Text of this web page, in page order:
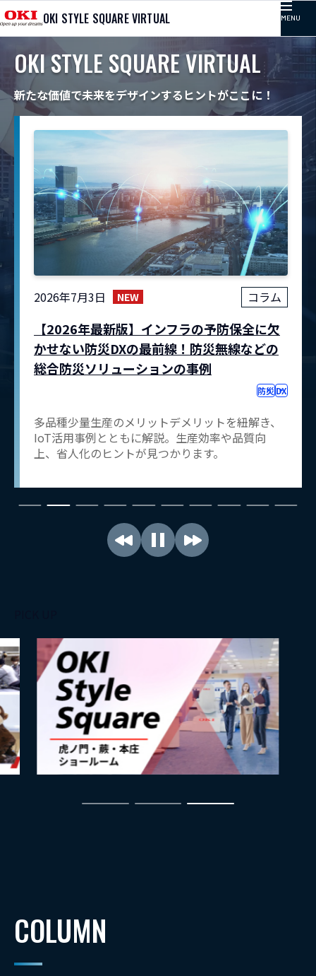
OKI STYLE SQUARE VIRTUAL
TOP
記事カテゴリ
コラム
プレゼンテーション
イベント
取り組み
資料ダウンロード
お問い合わせはこちらから
MENU
OKI STYLE SQUARE VIRTUAL
新たな価値で未来をデザインするヒントがここに！
2026年7月3日 NEW コラム
【2026年最新】多品種少量生産のメリット
とデメリットとは？IoT事例もご紹介！
官公庁や自治体も喫緊の重要課題として掲げ、デ
ジタル化が進められる防災DXの最前線を解説しま
す。
COLUMN